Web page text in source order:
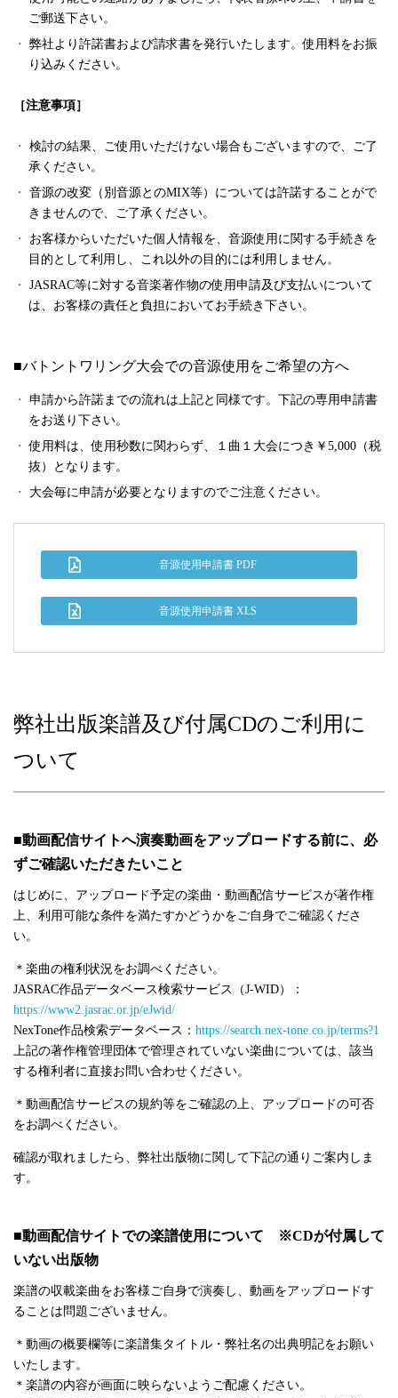
ご郵送下さい。
弊社より許諾書および請求書を発行いたします。使用料をお振
り込みください。
［注意事項］
検討の結果、ご使用いただけない場合もございますので、ご了
承ください。
音源の改変（別音源とのMIX等）については許諾することがで
きませんので、ご了承ください。
お客様からいただいた個人情報を、音源使用に関する手続きを
目的として利用し、これ以外の目的には利用しません。
JASRAC等に対する音楽著作物の使用申請及び支払いについて
は、お客様の責任と負担においてお手続き下さい。
■バトントワリング大会での音源使用をご希望の方へ
申請から許諾までの流れは上記と同様です。下記の専用申請書
をお送り下さい。
使用料は、使用秒数に関わらず、１曲１大会につき￥5,000（税
抜）となります。
大会毎に申請が必要となりますのでご注意ください。
音源使用申請書 PDF
音源使用申請書 XLS
弊社出版楽譜及び付属CDのご利用に
ついて
■動画配信サイトへ演奏動画をアップロードする前に、必
ずご確認いただきたいこと
はじめに、アップロード予定の楽曲・動画配信サービスが著作権
上、利用可能な条件を満たすかどうかをご自身でご確認くださ
い。
＊楽曲の権利状況をお調べください。
JASRAC作品データベース検索サービス（J-WID）：
https://www2.jasrac.or.jp/eJwid/
NexTone作品検索データベース： https://search.nex-tone.co.jp/terms?1
上記の著作権管理団体で管理されていない楽曲については、該当
する権利者に直接お問い合わせください。
＊動画配信サービスの規約等をご確認の上、アップロードの可否
をお調べください。
確認が取れましたら、弊社出版物に関して下記の通りご案内しま
す。
■動画配信サイトでの楽譜使用について ※CDが付属して
いない出版物
楽譜の収載楽曲をお客様ご自身で演奏し、動画をアップロードす
ることは問題ございません。
＊動画の概要欄等に楽譜集タイトル・弊社名の出典明記をお願い
いたします。
＊楽譜の内容が画面に映らないようご配慮ください。